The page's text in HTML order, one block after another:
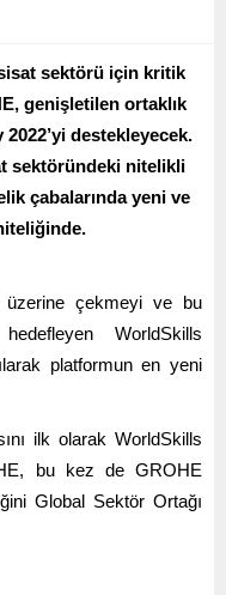
sektörü için kritik
genişletilen ortaklık
destekleyecek.
sektöründeki nitelikli
çabalarında yeni ve
üzerine çekmeyi ve bu
hedefleyen WorldSkills
platformun en yeni
ilk olarak WorldSkills
bu kez de GROHE
Global Sektör Ortağı